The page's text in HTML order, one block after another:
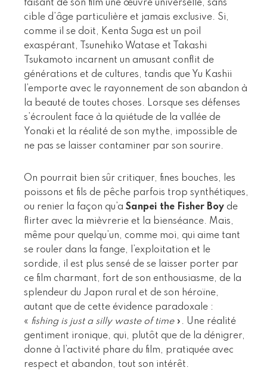
faisant de son film une œuvre universelle, sans
cible d’âge particulière et jamais exclusive. Si,
comme il se doit, Kenta Suga est un poil
exaspérant, Tsunehiko Watase et Takashi
Tsukamoto incarnent un amusant conflit de
générations et de cultures, tandis que Yu Kashii
l’emporte avec le rayonnement de son abandon à
la beauté de toutes choses. Lorsque ses défenses
s’écroulent face à la quiétude de la vallée de
Yonaki et la réalité de son mythe, impossible de
ne pas se laisser contaminer par son sourire.
On pourrait bien sûr critiquer, fines bouches, les
poissons et fils de pêche parfois trop synthétiques,
ou renier la façon qu’a Sanpei the Fisher Boy de
flirter avec la mièvrerie et la bienséance. Mais,
même pour quelqu’un, comme moi, qui aime tant
se rouler dans la fange, l’exploitation et le
sordide, il est plus sensé de se laisser porter par
ce film charmant, fort de son enthousiasme, de la
splendeur du Japon rural et de son héroïne,
autant que de cette évidence paradoxale :
« fishing is just a silly waste of time». Une réalité
gentiment ironique, qui, plutôt que de la dénigrer,
donne à l’activité phare du film, pratiquée avec
respect et abandon, tout son intérêt.